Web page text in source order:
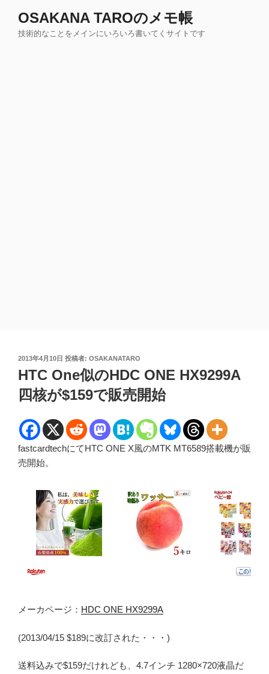
OSAKANA TAROのメモ帳
技術的なことをメインにいろいろ書いてくサイトです
投
稿
日:
2013年4月10日 投稿者: OSAKANATARO
HTC One似のHDC ONE HX9299A
四核が$159で販売開始
fastcardtechにてHTC ONE X風のMTK MT6589搭載機が販
売開始。
メーカページ： HDC ONE HX9299A
(2013/04/15 $189に改訂された・・・)
送料込みで$159だけれども、4.7インチ 1280×720液晶だ